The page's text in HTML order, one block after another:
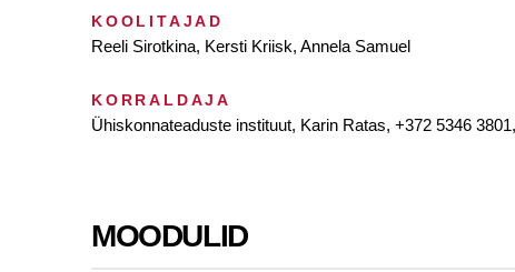
KOOLITAJAD
Reeli Sirotkina, Kersti Kriisk, Annela Samuel
KORRALDAJA
Ühiskonnateaduste instituut, Karin Ratas, +372 5346 3801,
MOODULID